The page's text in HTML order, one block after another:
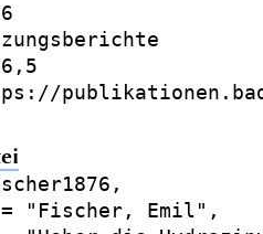
"Fischer, Emil",